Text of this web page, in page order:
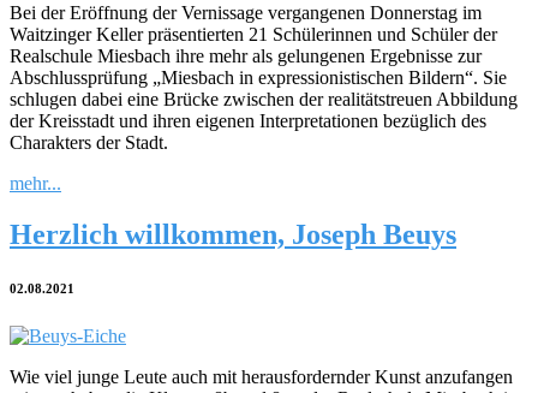
Bei der Eröffnung der Vernissage vergangenen Donnerstag im
Waitzinger Keller präsentierten 21 Schülerinnen und Schüler der
Realschule Miesbach ihre mehr als gelungenen Ergebnisse zur
Abschlussprüfung „Miesbach in expressionistischen Bildern“. Sie
schlugen dabei eine Brücke zwischen der realitätstreuen Abbildung
der Kreisstadt und ihren eigenen Interpretationen bezüglich des
Charakters der Stadt.
mehr...
Herzlich willkommen, Joseph Beuys
02.08.2021
Wie viel junge Leute auch mit herausfordernder Kunst anzufangen